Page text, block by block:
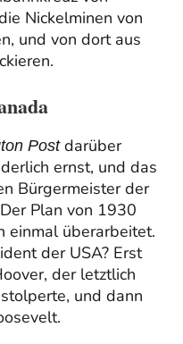
Nickelminen von
und von dort aus
Postdarüber
ernst, und das
Bürgermeister der
Plan von 1930
einmal überarbeitet.
der USA? Erst
der letztlich
und dann